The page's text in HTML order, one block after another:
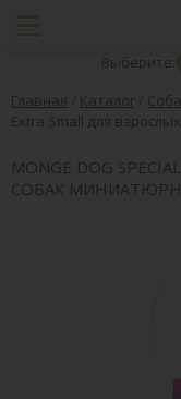
Выберите:
Главная / Каталог /
Extra Small для
MONGE DOG
СОБАК